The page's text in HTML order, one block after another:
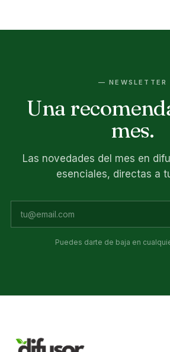
— NEWSLETTER
Una
mes.
Las novedades del mes en
esenciales, directas a
Puedes darte de baja en